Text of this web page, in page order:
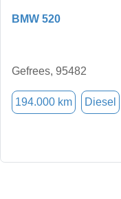
BMW 520
Gefrees, 95482
194.000 km Diesel